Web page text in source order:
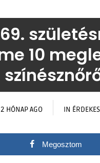
10
2 HÓNAP AGO IN
Megosztom